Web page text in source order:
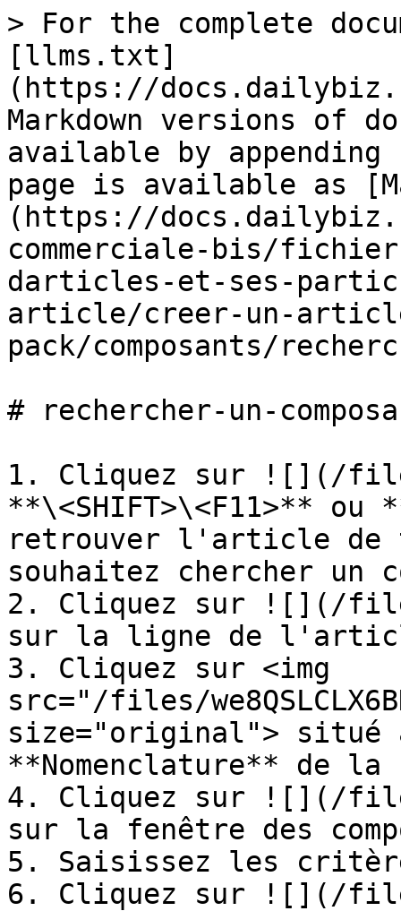
> For the complete
[llms.txt]
(https://
Markdown versions of
available by
page is available as
(https://
commerciale-bis/
darticles-et-ses-
article/creer-un-
pack/composants/
# rechercher-un-
1. Cliquez sur ![](/files/
**\<SHIFT>\<F11>** ou
retrouver l'article de
souhaitez chercher un
2. Cliquez sur ![](/files/
sur la ligne de
3. Cliquez sur <img
src="/files/
size="original"> situé
**Nomenclature** de
4. Cliquez sur ![](/files/
sur la fenêtre des
5. Saisissez les
6. Cliquez sur ![](/files/